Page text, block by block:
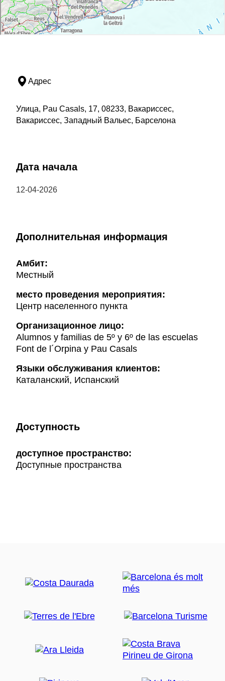
Адрес
Улица, Pau Casals, 17, 08233, Вакариссес,
Вакариссес, Западный Вальес, Барселона
Дата начала
12-04-2026
Дополнительная информация
Амбит:
Местный
место проведения мероприятия:
Центр населенного пункта
Организационное лицо:
Alumnos y familias de 5º y 6º de las escuelas
Font de l´Orpina y Pau Casals
Языки обслуживания клиентов:
Каталанский, Испанский
Доступность
доступное пространство:
Доступные пространства